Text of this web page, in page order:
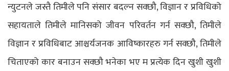
न्युटनले जस्तै तिमीले पनि संसार बदल्न सक्छौ, विज्ञान र प्रविधिको
सहायताले तिमीले मानिसको जीवन परिवर्तन गर्न सक्छौ, तिमीले
विज्ञान र प्रविधिबाट आश्चर्यजनक आविष्कारहरु गर्न सक्छौ, तिमीले
चिताएको कार बनाउन सक्छौ भनेका भए म प्रत्येक दिन खुशी खुशी